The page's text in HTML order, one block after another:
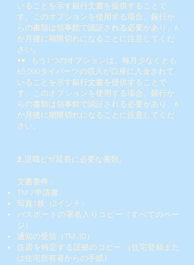
いることを示す銀行文書を提供することで
す。このオプションを使用する場合、銀行か
らの書類は領事館で認証される必要があり、6
か月後に期限切れになることに注意してくだ
さい。
••
もう1つのオプションは、毎月少なくとも
65,000タイバーツの収入が口座に入金されて
いることを示す銀行文書を提供することで
す。このオプションを使用する場合、銀行か
らの書類は領事館で認証される必要があり、6
か月後に期限切れになることに注意してくだ
さい。
2.退職ビザ延長に必要な書類。
文書要件：
TM.7申請書
写真1枚（2インチ）
パスポートの署名入りコピー（すべてのペー
ジ）
通知の受領（TM.30）
住居を特定する証拠のコピー
（住宅登録また
は住宅所有者からの手紙）